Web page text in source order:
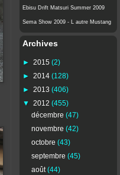
Ebisu Drift Matsuri Summer 2009
Sema Show 2009 - L autre Mustang
Archives
► 2015 (2)
► 2014 (128)
► 2013 (406)
▼ 2012 (455)
décembre (47)
novembre (42)
octobre (43)
septembre (45)
août(44)